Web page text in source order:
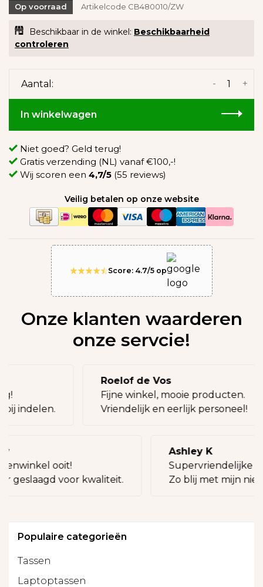
Op voorraad Artikelcode CB480010/ZW
Beschikbaar in de winkel: Beschikbaarheid
controleren
Aantal: +
-
In winkelwagen
Niet goed? Geld terug!
Gratis verzending (NL) vanaf €100,-!
Wij scoren een 4,7/5 (55 reviews)
Veilig betalen op onze website
Score: 4.7/5 op
Onze klanten waarderen
onze servcie!
bij indelen.
Roelof de Vos
Fijne winkel, mooie producten.
Vriendelijk en eerlijk personeel!
ooit!
geslaagd voor kwaliteit.
Ashley K
Supervriendelijke
Zo blij met mijn
Populaire categorieën
Tassen
Laptoptassen